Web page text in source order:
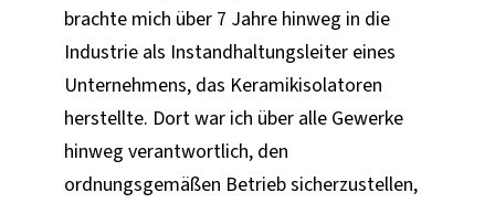
brachte mich über 7 Jahre hinweg in die
Industrie als Instandhaltungsleiter eines
Unternehmens, das Keramikisolatoren
herstellte. Dort war ich über alle Gewerke
hinweg verantwortlich, den
ordnungsgemäßen Betrieb sicherzustellen,